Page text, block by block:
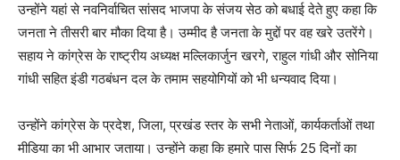
उन्होंने यहां से नवनिर्वाचित सांसद भाजपा के संजय सेठ को बधाई देते हुए कहा कि
जनता ने तीसरी बार मौका दिया है। उम्मीद है जनता के मुद्दों पर वह खरे उतरेंगे।
सहाय ने कांग्रेस के राष्ट्रीय अध्यक्ष मल्लिकार्जुन खरगे, राहुल गांधी और सोनिया
गांधी सहित इंडी गठबंधन दल के तमाम सहयोगियों को भी धन्यवाद दिया।
उन्होंने कांग्रेस के प्रदेश, जिला, प्रखंड स्तर के सभी नेताओं, कार्यकर्ताओं तथा
मीडिया का भी आभार जताया। उन्होंने कहा कि हमारे पास सिर्फ 25 दिनों का